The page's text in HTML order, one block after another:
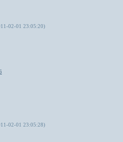
02-01 23:05:20)
02-01 23:05:28)